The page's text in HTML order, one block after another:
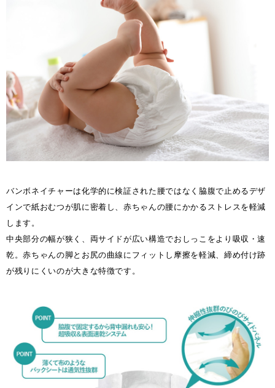
バンボネイチャーは化学的に検証された腰ではなく脇腹で止めるデザ
インで紙おむつが肌に密着し、赤ちゃんの腰にかかるストレスを軽減
します。
中央部分の幅が狭く、両サイドが広い構造でおしっこをより吸収・速
乾。赤ちゃんの脚とお尻の曲線にフィットし摩擦を軽減、締め付け跡
が残りにくいのが大きな特徴です。